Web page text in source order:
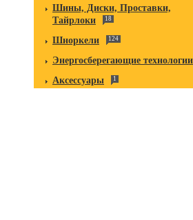
Шины, Диски, Проставки,
Тайрлоки
18
Шноркели 124
Энергосберегающие технологии
Аксессуары 1